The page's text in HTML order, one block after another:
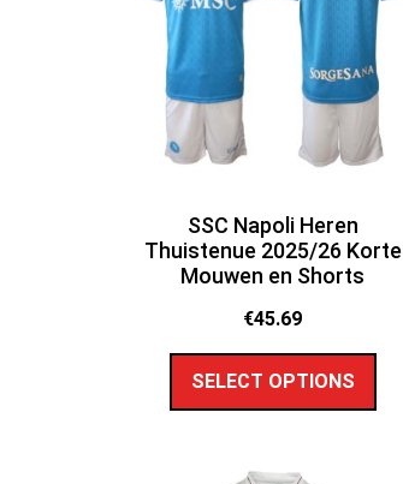
SSC Napoli Heren
Thuistenue 2025/26 Korte
Mouwen en Shorts
€45.69
SELECT OPTIONS